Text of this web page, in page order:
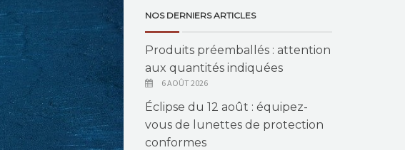
NOS DERNIERS ARTICLES
Produits préemballés : attention
aux quantités indiquées
6 AOÛT 2026
Éclipse du 12 août : équipez-
vous de lunettes de protection
conformes